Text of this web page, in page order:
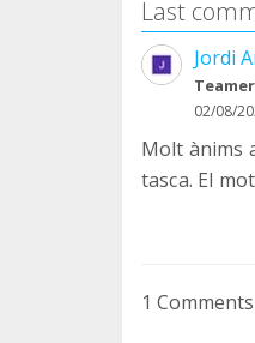
Last
Jordi
Teamer
02/08/
Molt ànims
tasca. El
1 Comments